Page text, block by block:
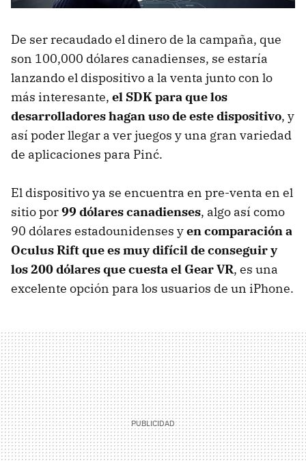
De ser recaudado el dinero de la campaña, que
son 100,000 dólares canadienses, se estaría
lanzando el dispositivo a la venta junto con lo
más interesante, el SDK para que los
desarrolladores hagan uso de este dispositivo, y
así poder llegar a ver juegos y una gran variedad
de aplicaciones para Pinć.
El dispositivo ya se encuentra en pre-venta en el
sitio por99 dólares canadienses, algo así como
90 dólares estadounidenses yen comparación a
Oculus Rift que es muy difícil de conseguir y
los 200 dólares que cuesta el Gear VR, es una
excelente opción para los usuarios de un iPhone.